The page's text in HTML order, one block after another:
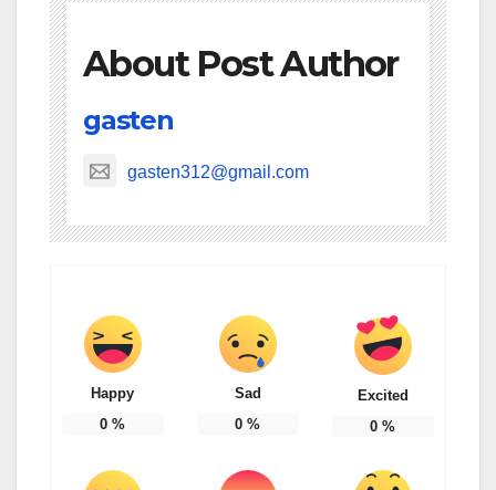
About Post Author
gasten
gasten312@gmail.com
Happy
0 %
Sad
0 %
Excited
0 %